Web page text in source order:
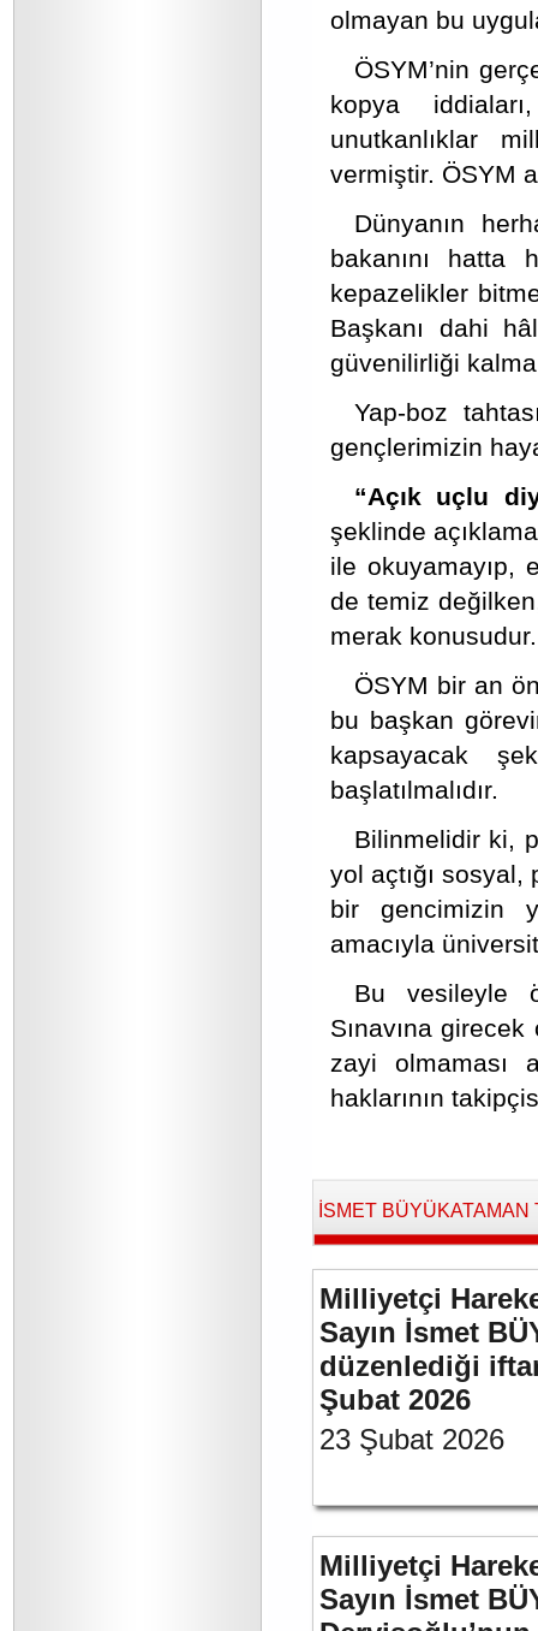
olmayan bu
ÖSYM’nin
kopya
unutkanlıklar
vermiştir. ÖSYM
Dünyanın
bakanını hatta
kepazelikler
Başkanı dahi
güvenilirliği
Yap-boz
gençlerimizin
“Açık uçlu
şeklinde
ile okuyamayıp,
de temiz
merak konusudur.
ÖSYM bir an
bu başkan
kapsayacak
başlatılmalıdır.
Bilinmelidir ki,
yol açtığı
bir gencimizin
amacıyla
Bu vesileyle
Sınavına
zayi olmaması
haklarının
İSMET BÜYÜKATAMAN
Milliyetçi
Sayın İsmet
düzenlediği
Şubat 2026
23 Şubat 2026
Milliyetçi
Sayın İsmet